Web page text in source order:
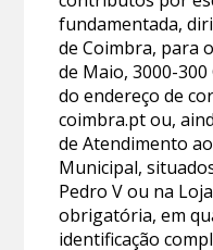
fundamentada,
de Coimbra, para
de Maio, 3000-
do endereço de
coimbra.pt ou,
de Atendimento
Municipal,
Pedro V ou na
obrigatória, em
identificação